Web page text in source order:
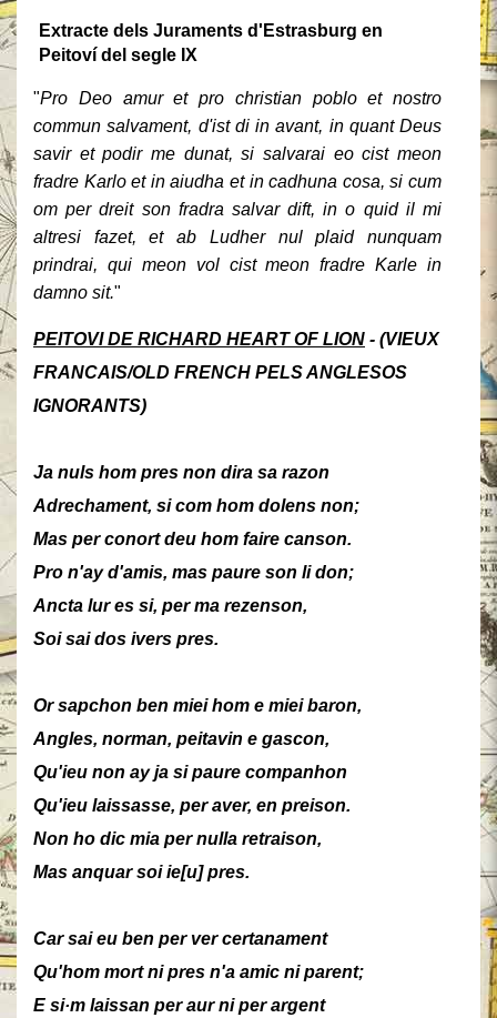
Extracte dels Juraments d'Estrasburg en
Peitoví del segle IX
"Pro Deo amur et pro christian poblo et nostro
commun salvament, d'ist di in avant, in quant Deus
savir et podir me dunat, si salvarai eo cist meon
fradre Karlo et in aiudha et in cadhuna cosa, si cum
om per dreit son fradra salvar dift, in o quid il mi
altresi fazet, et ab Ludher nul plaid nunquam
prindrai, qui meon vol cist meon fradre Karle in
damno sit."
PEITOVI DE RICHARD HEART OF LION - (VIEUX
FRANCAIS/OLD FRENCH PELS ANGLESOS
IGNORANTS)
Ja nuls hom pres non dira sa razon
Adrechament, si com hom dolens non;
Mas per conort deu hom faire canson.
Pro n'ay d'amis, mas paure son li don;
Ancta lur es si, per ma rezenson,
Soi sai dos ivers pres.
Or sapchon ben miei hom e miei baron,
Angles, norman, peitavin e gascon,
Qu'ieu non ay ja si paure companhon
Qu'ieu laissasse, per aver, en preison.
Non ho dic mia per nulla retraison,
Mas anquar soi ie[u] pres.
Car sai eu ben per ver certanament
Qu'hom mort ni pres n'a amic ni parent;
E si·m laissan per aur ni per argent